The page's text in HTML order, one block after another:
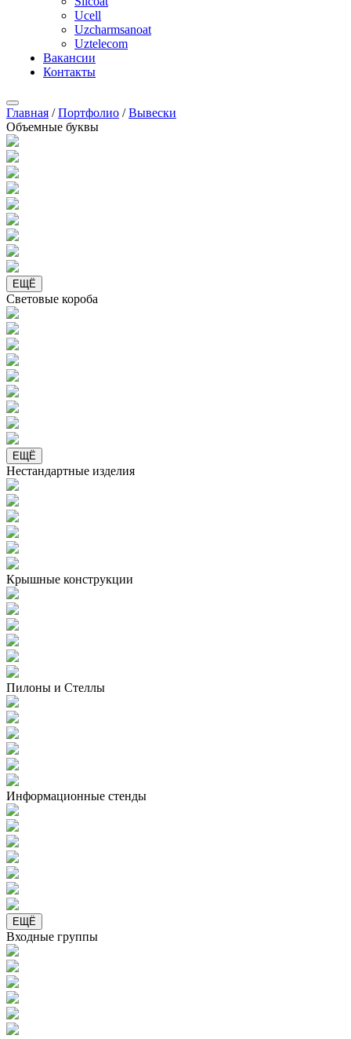
Ucell
Uzcharmsanoat
Uztelecom
Вакансии
Контакты
Главная /Портфолио /Вывески
Объемные буквы
ЕЩЁ
Световые короба
ЕЩЁ
Нестандартные изделия
Крышные конструкции
Пилоны и Стеллы
Информационные стенды
ЕЩЁ
Входные группы